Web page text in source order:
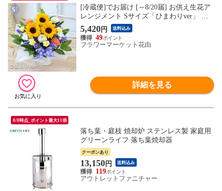
[冷蔵便]でお届け [～8/20届] お供え生花ア
レンジメント Sサイズ「ひまわりver」 フ
ラワーアレンジ 仏花 供花 お悔み お盆 新
盆 初盆
5,420円 送料込み
49
フラワーマーケット花由
詳細を見る
8/8時点_ポイント最大11倍
落ち葉・庭枝 焼却炉 ステンレス製 家庭用
グリーンライフ 落ち葉焼却器
クーポンあり
13,150円 送料込み
119
アウトレットファニチャー